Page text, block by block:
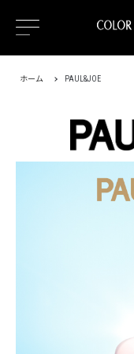
ホーム PAUL&JOE